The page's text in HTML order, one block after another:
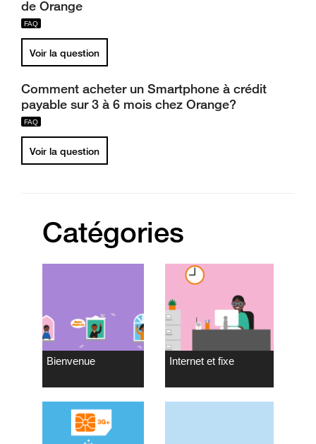
de Orange
Voir la question
Comment acheter un Smartphone à crédit
payable sur 3 à 6 mois chez Orange?
Voir la question
Catégories
Bienvenue Internet et fixe